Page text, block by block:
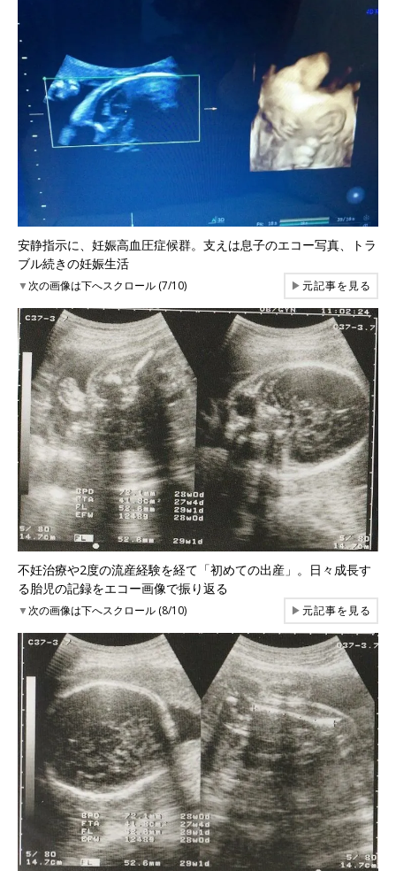
安静指示に、妊娠高血圧症候群。支えは息子のエコー写真、トラ
ブル続きの妊娠生活
▼次の画像は下へスクロール (7/10) ▶元記事を見る
不妊治療や2度の流産経験を経て「初めての出産」。日々成長す
る胎児の記録をエコー画像で振り返る
▼次の画像は下へスクロール (8/10) ▶元記事を見る